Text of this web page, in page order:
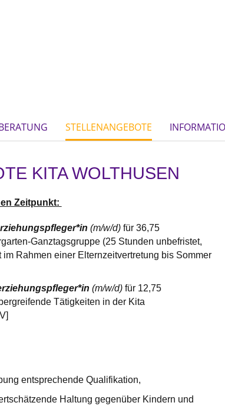
STELLENANGEBOTE
KITA WOLTHUSEN
Zeitpunkt:
(m/w/d) für 36,75
Ganztagsgruppe (25 Stunden unbefristet,
im Rahmen einer Elternzeitvertretung bis Sommer
(m/w/d)für 12,75
Tätigkeiten in der Kita
entsprechende Qualifikation,
Haltung gegenüber Kindern und